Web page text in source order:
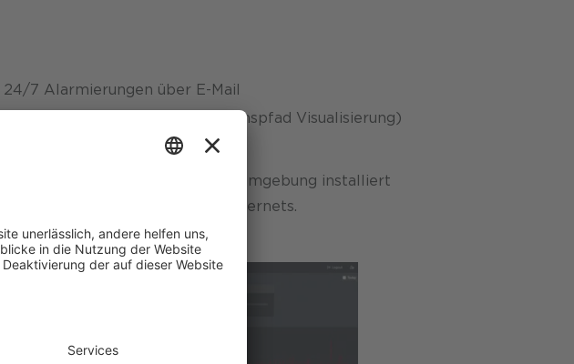
24/7 Alarmierungen über E-Mail
Dashboards (inkl. Kommunikationspfad Visualisierung)
gestellt oder in der Kundenumgebung installiert
aus Sicht des Netzwerks und Internets.